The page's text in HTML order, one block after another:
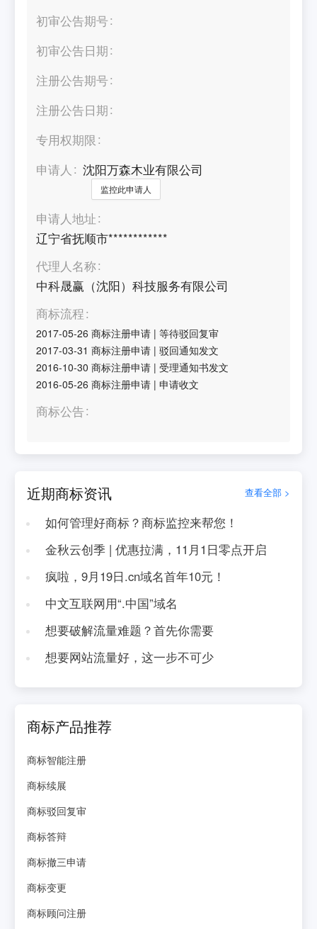
初审公告期号
初审公告日期
注册公告期号
注册公告日期
专用权期限
申请人
沈阳万森木业有限公司
监控此申请人
申请人地址
辽宁省抚顺市************
代理人名称
中科晟赢（沈阳）科技服务有限公司
商标流程
2017-05-26 商标注册申请 |等待驳回复审
2017-03-31 商标注册申请 |驳回通知发文
2016-10-30 商标注册申请 |受理通知书发文
2016-05-26 商标注册申请 |申请收文
商标公告
近期商标资讯 查看全部 >
如何管理好商标？商标监控来帮您！
金秋云创季 | 优惠拉满，11月1日零点开启
疯啦，9月19日.cn域名首年10元！
中文互联网用“.中国”域名
想要破解流量难题？首先你需要
想要网站流量好，这一步不可少
商标产品推荐
商标智能注册
商标续展
商标驳回复审
商标答辩
商标撤三申请
商标变更
商标顾问注册